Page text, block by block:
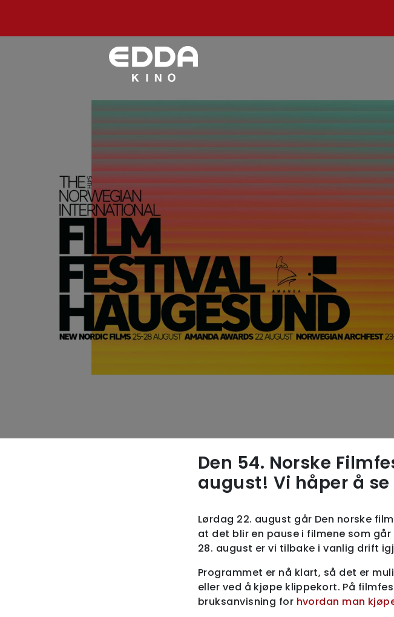
Den 54. Norske
august! Vi håper å
Lørdag 22. august går Den norske
at det blir en pause i filmene som
28. august er vi tilbake i vanlig drift
Programmet er nå klart, så det er
eller ved å kjøpe klippekort. På
bruksanvisning for hvordan man